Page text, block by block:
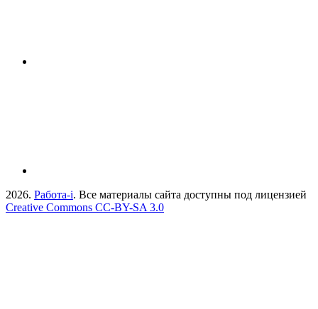
2026. Работа-i. Все материалы сайта доступны под лицензией
Creative Commons СС-BY-SA 3.0